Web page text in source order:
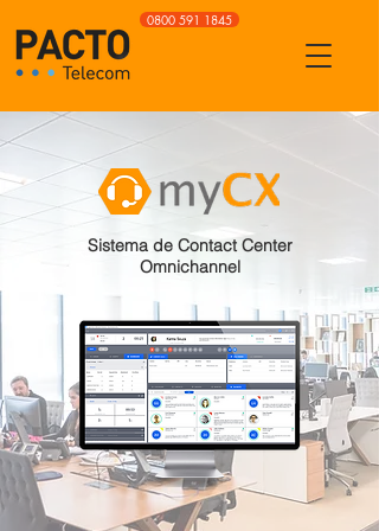
0800 591 1845
Sistema de Contact Center
Omnichannel